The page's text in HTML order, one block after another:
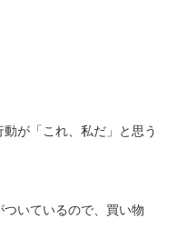
が「これ、私だ」と思う
いているので、買い物